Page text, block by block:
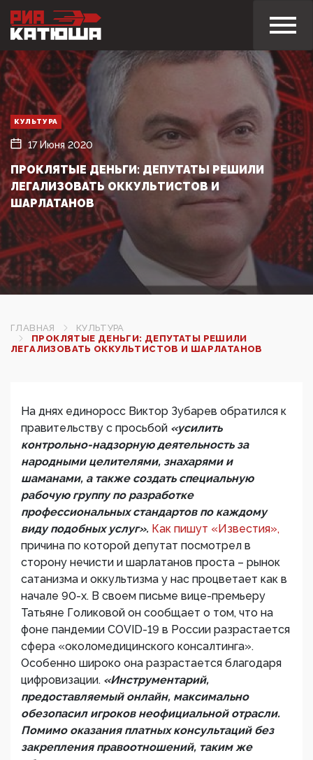
КУЛЬТУРА
17 Июня 2020
ПРОКЛЯТЫЕ ДЕНЬГИ: ДЕПУТАТЫ РЕШИЛИ
ЛЕГАЛИЗОВАТЬ ОККУЛЬТИСТОВ И
ШАРЛАТАНОВ
ГЛАВНАЯ
КУЛЬТУРА
ПРОКЛЯТЫЕ ДЕНЬГИ: ДЕПУТАТЫ РЕШИЛИ
ЛЕГАЛИЗОВАТЬ ОККУЛЬТИСТОВ И ШАРЛАТАНОВ
На днях единоросс Виктор Зубарев обратился к
правительству с просьбой «усилить
контрольно-надзорную деятельность за
народными целителями, знахарями и
шаманами, а также создать специальную
рабочую группу по разработке
профессиональных стандартов по каждому
виду подобных услуг». Как пишут «Известия»,
причина по которой депутат посмотрел в
сторону нечисти и шарлатанов проста – рынок
сатанизма и оккультизма у нас процветает как в
начале 90-х. В своем письме вице-премьеру
Татьяне Голиковой он сообщает о том, что на
фоне пандемии COVID-19 в России разрастается
сфера «околомедицинского консалтинга».
Особенно широко она разрастается благодаря
цифровизации. «Инструментарий,
предоставляемый онлайн, максимально
обезопасил игроков неофициальной отрасли.
Помимо оказания платных консультаций без
закрепления правоотношений, таким же